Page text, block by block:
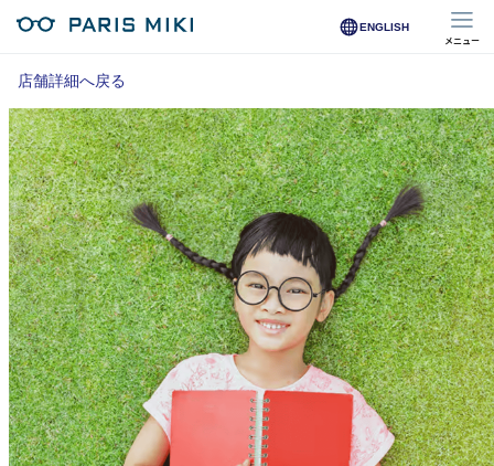
ENGLISH
メニュー
マイページ
Opera Club会員
※店舗で会員登録された方
オンラインショップ会員
※オンラインで会員登録された方
店舗を探す
店舗検索/来店予約
商品を探す
店舗詳細へ戻る